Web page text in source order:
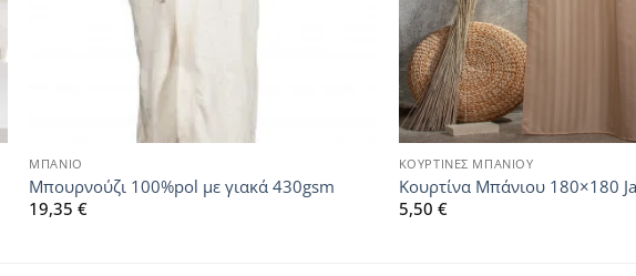
ΜΠΑΝΙΟ
Μπουρνούζι 100%pol με γιακά 430gsm
19,35€
ΚΟΥΡΤΙΝΕΣ ΜΠΑΝΙΟΥ
Κουρτίνα Μπάνιου 180×180
5,50 €